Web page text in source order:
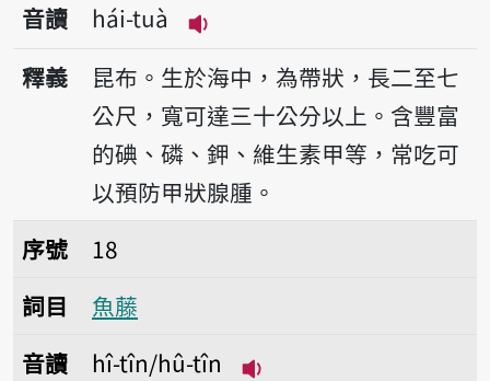
音讀
hái-tuà
播放音讀hái-tuà
釋義
昆布。生於海中，為帶狀，長二至七
公尺，寬可達三十公分以上。含豐富
的碘、磷、鉀、維生素甲等，常吃可
以預防甲狀腺腫。
序號18魚藤
序號
18
詞目
魚藤
音讀
hî-tîn/hû-tîn